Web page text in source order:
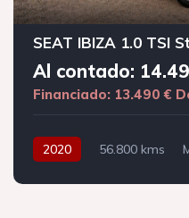
SEAT IBIZA 1.0 TSI
Al contado:
Financiado: 13.490 €
2020 56.800 kms